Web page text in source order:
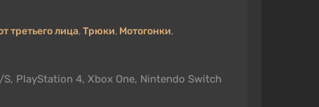
третьего лица,Трюки, Мотогонки,
PlayStation 4, Xbox One, Nintendo Switch